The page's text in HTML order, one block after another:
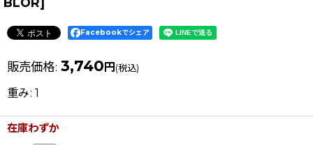
Facebookでシェア
販売価格: 3,740 円 (税込)
重み: 1
在庫わずか